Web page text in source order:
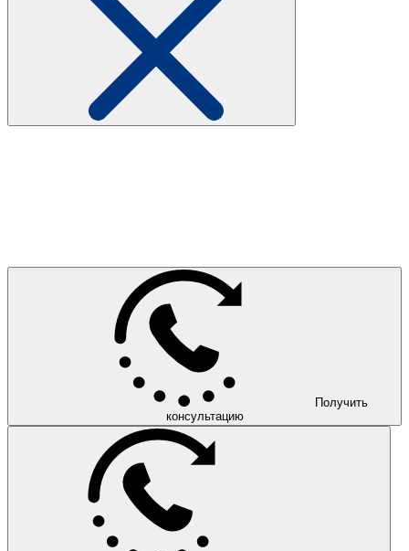
Получить
консультацию